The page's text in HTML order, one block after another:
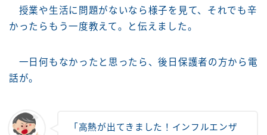
授業や生活に問題がないなら様子を見て、それでも辛
かったらもう一度教えて。と伝えました。
一日何もなかったと思ったら、後日保護者の方から電
話が。
「高熱が出てきました！インフルエンザ